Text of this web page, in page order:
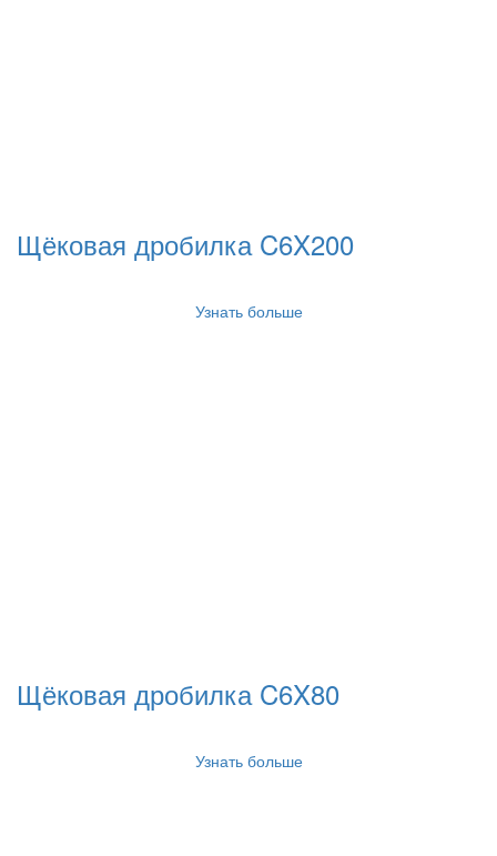
Щёковая дробилка C6X200
Узнать больше
Щёковая дробилка C6X80
Узнать больше